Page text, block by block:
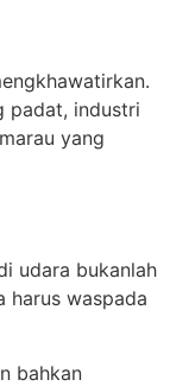
padat, industri
yang
udara bukanlah
harus waspada
bahkan